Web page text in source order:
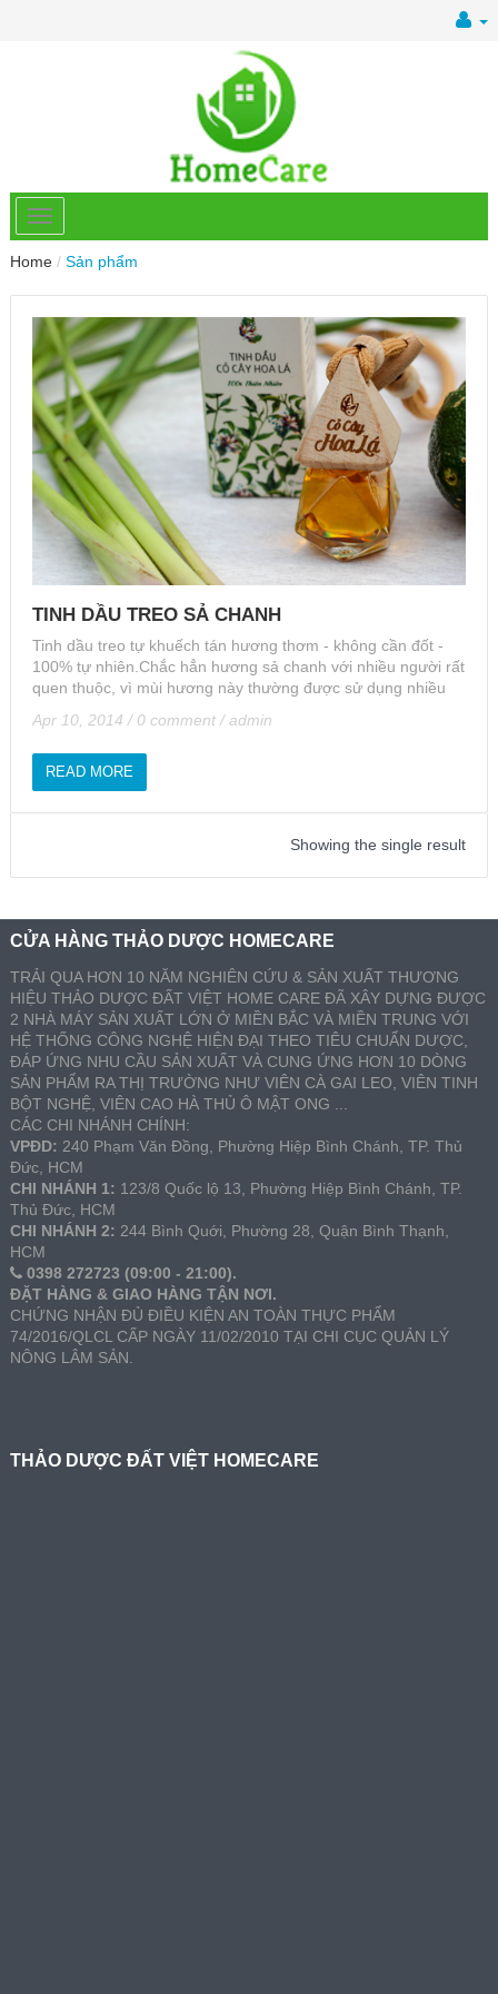
Home / Sản phẩm
TINH DẦU TREO SẢ CHANH
Tinh dầu treo tự khuếch tán hương thơm - không cần đốt -
100% tự nhiên.Chắc hẳn hương sả chanh với nhiều người rất
quen thuộc, vì mùi hương này thường được sử dụng nhiều
Apr 10, 2014 / 0 comment /admin
READ MORE
Showing the single result
CỬA HÀNG THẢO DƯỢC HOMECARE
TRẢI QUA HƠN 10 NĂM NGHIÊN CỨU & SẢN XUẤT THƯƠNG
HIỆU THẢO DƯỢC ĐẤT VIỆT HOME CARE ĐÃ XÂY DỰNG ĐƯỢC
2 NHÀ MÁY SẢN XUẤT LỚN Ở MIỀN BẮC VÀ MIỀN TRUNG VỚI
HỆ THỐNG CÔNG NGHỆ HIỆN ĐẠI THEO TIÊU CHUẨN DƯỢC,
ĐÁP ỨNG NHU CẦU SẢN XUẤT VÀ CUNG ỨNG HƠN 10 DÒNG
SẢN PHẨM RA THỊ TRƯỜNG NHƯ VIÊN CÀ GAI LEO, VIÊN TINH
BỘT NGHỆ, VIÊN CAO HÀ THỦ Ô MẬT ONG ...
CÁC CHI NHÁNH CHÍNH:
VPĐD: 240 Phạm Văn Đồng, Phường Hiệp Bình Chánh, TP. Thủ
Đức, HCM
CHI NHÁNH 1: 123/8 Quốc lộ 13, Phường Hiệp Bình Chánh, TP.
Thủ Đức, HCM
CHI NHÁNH 2: 244 Bình Quới, Phường 28, Quận Bình Thạnh,
HCM
0398 272723 (09:00 - 21:00).
ĐẶT HÀNG & GIAO HÀNG TẬN NƠI.
CHỨNG NHẬN ĐỦ ĐIỀU KIỆN AN TOÀN THỰC PHẨM
74/2016/QLCL CẤP NGÀY 11/02/2010 TẠI CHI CỤC QUẢN LÝ
NÔNG LÂM SẢN.
THẢO DƯỢC ĐẤT VIỆT HOMECARE